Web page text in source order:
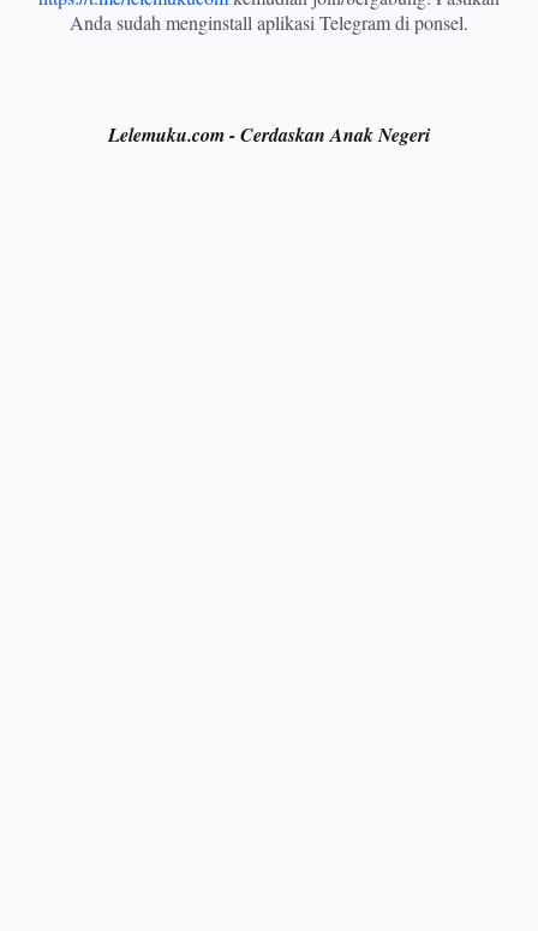
Anda sudah menginstall aplikasi Telegram di ponsel.
Lelemuku.com - Cerdaskan Anak Negeri